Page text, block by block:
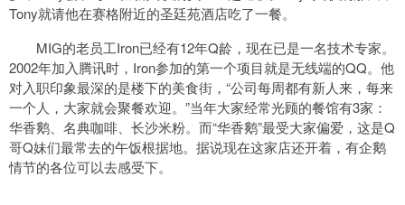
Tony就请他在赛格附近的圣廷苑酒店吃了一餐。
MIG的老员工Iron已经有12年Q龄，现在已是一名技术专家。
2002年加入腾讯时，Iron参加的第一个项目就是无线端的QQ。他
对入职印象最深的是楼下的美食街，“公司每周都有新人来，每来
一个人，大家就会聚餐欢迎。”当年大家经常光顾的餐馆有3家：
华香鹅、名典咖啡、长沙米粉。而“华香鹅”最受大家偏爱，这是Q
哥Q妹们最常去的午饭根据地。据说现在这家店还开着，有企鹅
情节的各位可以去感受下。